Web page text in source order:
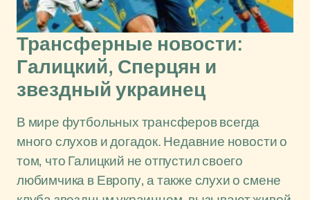
Трансферные новости:
Галицкий, Сперцян и
звездный украинец
В мире футбольных трансферов всегда
много слухов и догадок. Недавние новости о
том, что Галицкий не отпустил своего
любимчика в Европу, а также слухи о смене